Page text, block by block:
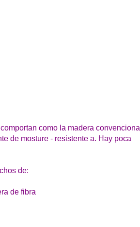
como la madera convencional
de mosture - resistente a. Hay poca
de:
de fibra